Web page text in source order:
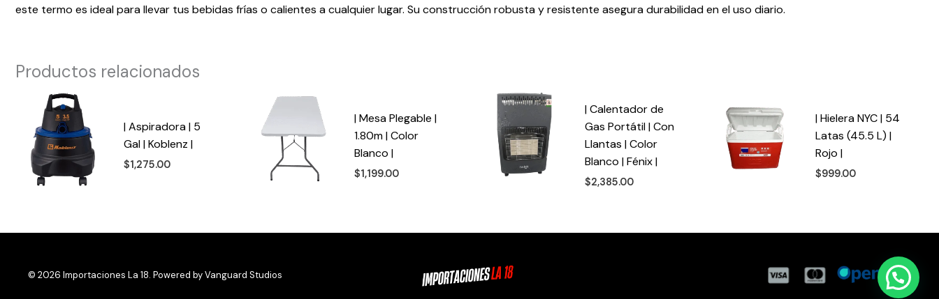
este termo es ideal para llevar tus bebidas frías o calientes a cualquier lugar. Su construcción robusta y resistente asegura durabilidad en el uso diario.
Productos relacionados
| Aspiradora | 5
Gal | Koblenz |
$1,275.00
| Mesa Plegable |
1.80m | Color
Blanco |
$1,199.00
| Calentador de
Gas Portátil | Con
Llantas | Color
Blanco | Fénix |
$2,385.00
| Hielera NYC | 54
Latas (45.5 L) |
Rojo |
$999.00
© 2026 Importaciones La 18. Powered byVanguard Studios